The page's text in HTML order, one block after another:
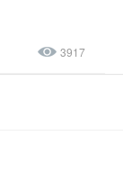
3917